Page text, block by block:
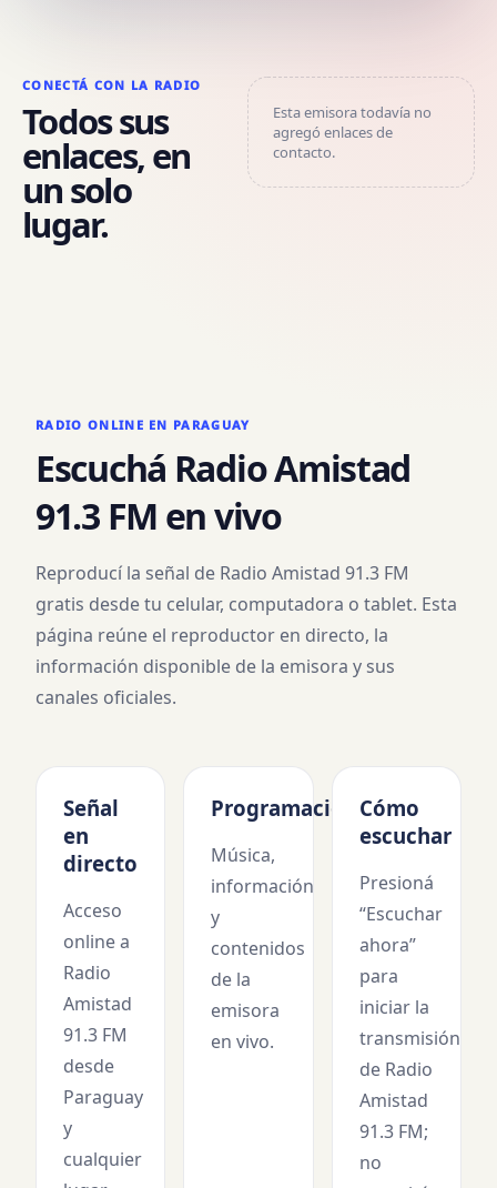
CONECTÁ CON LA RADIO
Todos sus
enlaces, en
un solo
lugar.
Esta emisora todavía no
agregó enlaces de
contacto.
RADIO ONLINE EN PARAGUAY
Escuchá Radio Amistad
91.3 FM en vivo
Reproducí la señal de Radio Amistad 91.3 FM
gratis desde tu celular, computadora o tablet. Esta
página reúne el reproductor en directo, la
información disponible de la emisora y sus
canales oficiales.
Señal
en
directo
Acceso
online a
Radio
Amistad
91.3 FM
desde
Paraguay
y
cualquier
Programación
Música,
información
y
contenidos
de la
emisora
en vivo.
Cómo
escuchar
Presioná
“Escuchar
ahora”
para
iniciar la
transmisión
de Radio
Amistad
91.3 FM;
no